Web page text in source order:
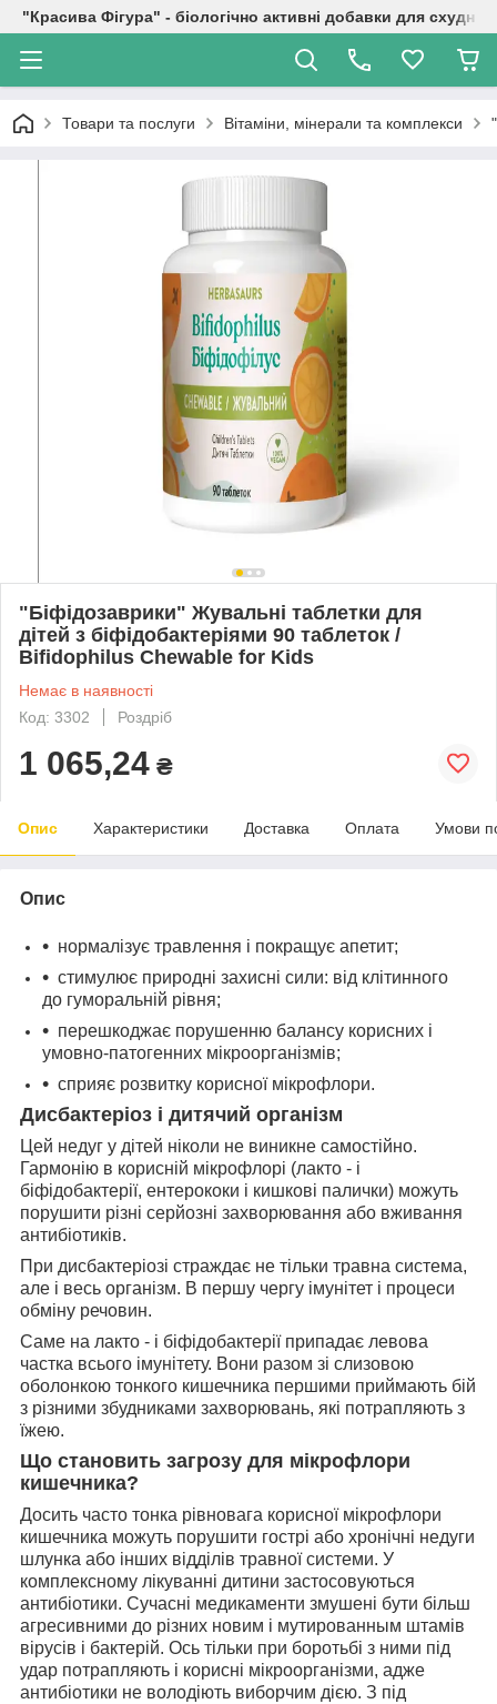
"Красива Фігура" - біологічно активні добавки для
Товари та послуги Вітаміни, мінерали та комплекси
"Біфідозаврики" Жувальні таблетки для
дітей з біфідобактеріями 90 таблеток /
Bifidophilus Chewable for Kids
Немає в наявності
Код: 3302
Роздріб
1 065,24 ₴
Опис Характеристики Доставка Оплата Умови
Опис
нормалізує травлення і покращує апетит;
стимулює природні захисні сили: від клітинного
до гуморальній рівня;
перешкоджає порушенню балансу корисних і
умовно-патогенних мікроорганізмів;
сприяє розвитку корисної мікрофлори.
Дисбактеріоз і дитячий організм
Цей недуг у дітей ніколи не виникне самостійно.
Гармонію в корисній мікрофлорі (лакто - і
біфідобактерії, ентерококи і кишкові палички) можуть
порушити різні серйозні захворювання або вживання
антибіотиків.
При дисбактеріозі страждає не тільки травна система,
але і весь організм. В першу чергу імунітет і процеси
обміну речовин.
Саме на лакто - і біфідобактерії припадає левова
частка всього імунітету. Вони разом зі слизовою
оболонкою тонкого кишечника першими приймають бій
з різними збудниками захворювань, які потрапляють з
їжею.
Що становить загрозу для мікрофлори
кишечника?
Досить часто тонка рівновага корисної мікрофлори
кишечника можуть порушити гострі або хронічні недуги
шлунка або інших відділів травної системи. У
комплексному лікуванні дитини застосовуються
антибіотики. Сучасні медикаменти змушені бути більш
агресивними до різних новим і мутированным штамів
вірусів і бактерій. Ось тільки при боротьбі з ними під
удар потрапляють і корисні мікроорганізми, адже
антибіотики не володіють виборчим дією. З під